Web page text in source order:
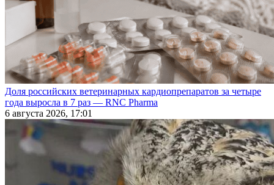
Доля российских ветеринарных кардиопрепаратов за четыре
года выросла в 7 раз — RNC Pharma
6 августа 2026, 17:01